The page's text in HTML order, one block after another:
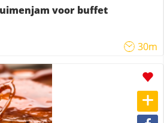
voor buffet
30m